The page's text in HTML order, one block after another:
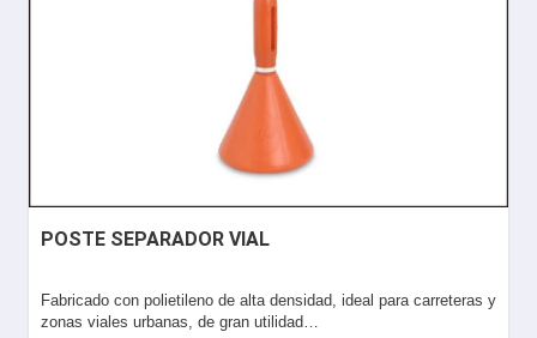
POSTE SEPARADOR VIAL
Fabricado con polietileno de alta densidad, ideal para carreteras y
zonas viales urbanas, de gran utilidad…